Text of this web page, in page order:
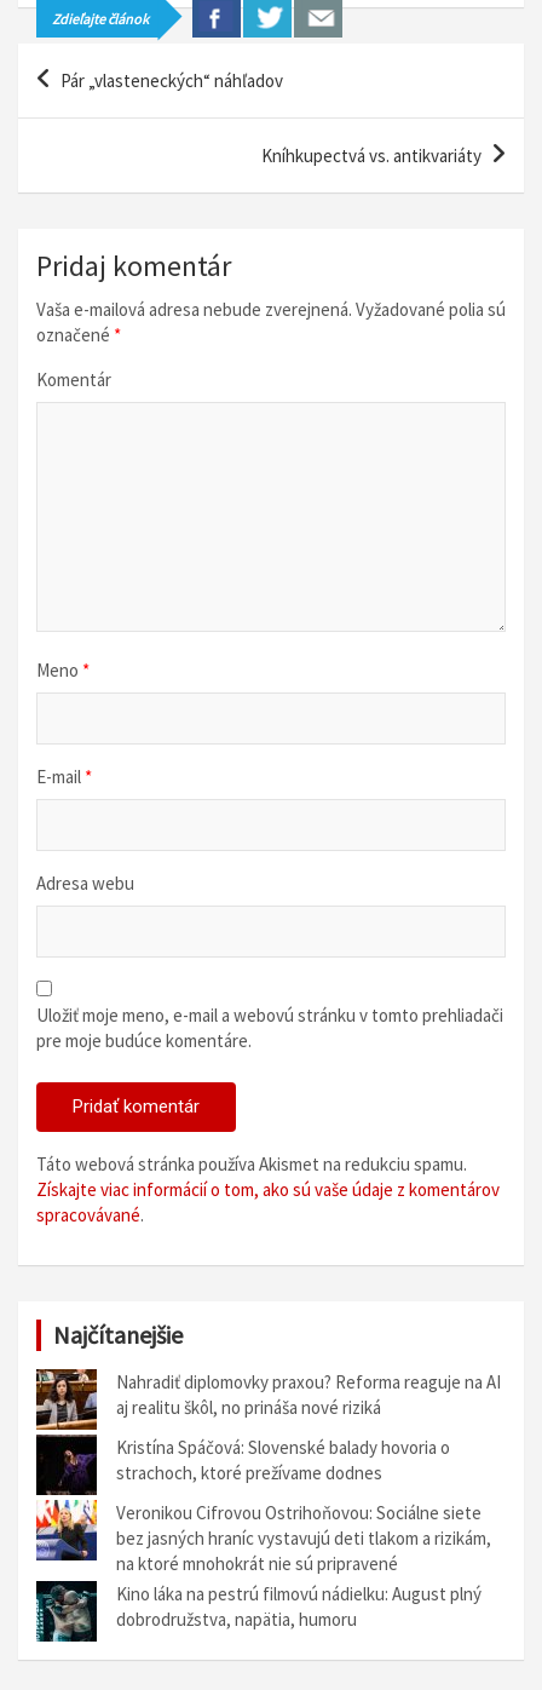
Zdieľajte článok
Pár „vlasteneckých“ náhľadov
Kníhkupectvá vs. antikvariáty
Pridaj komentár
Vaša e-mailová adresa nebude zverejnená. Vyžadované polia sú
označené *
Komentár
Meno *
E-mail *
Adresa webu
Uložiť moje meno, e-mail a webovú stránku v tomto prehliadači
pre moje budúce komentáre.
Táto webová stránka používa Akismet na redukciu spamu.
Získajte viac informácií o tom, ako sú vaše údaje z komentárov
spracovávané.
Najčítanejšie
Nahradiť diplomovky praxou? Reforma reaguje na AI
aj realitu škôl, no prináša nové riziká
Kristína Spáčová: Slovenské balady hovoria o
strachoch, ktoré prežívame dodnes
Veronikou Cifrovou Ostrihoňovou: Sociálne siete
bez jasných hraníc vystavujú deti tlakom a rizikám,
na ktoré mnohokrát nie sú pripravené
Kino láka na pestrú filmovú nádielku: August plný
dobrodružstva, napätia, humoru